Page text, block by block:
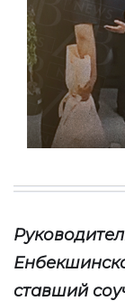
ставший